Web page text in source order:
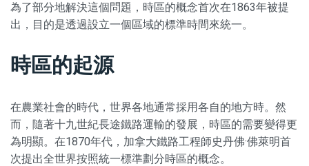
為了部分地解決這個問題，時區的概念首次在1863年被提
出，目的是透過設立一個區域的標準時間來統一。
時區的起源
在農業社會的時代，世界各地通常採用各自的地方時。然
而，隨著十九世紀長途鐵路運輸的發展，時區的需要變得更
為明顯。在1870年代，加拿大鐵路工程師史丹佛·佛萊明首
次提出全世界按照統一標準劃分時區的概念。